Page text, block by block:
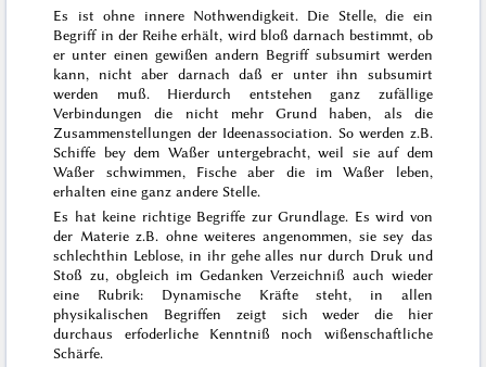
Es istohne innere Nothwendigkeit. Die Stelle, die ein
Begriff in der Reihe erhält, wird bloß darnach bestimmt, ob
er unter einen gewißen andern Begriff subsumirt werden
kann, nicht aber darnach daß er unter ihn subsumirt
werden muß. Hierdurch entstehen ganz zufällige
Verbindungen die nicht mehr Grund haben, als die
Zusammenstellungen der Ideenassociation. So werden z.B.
Schiffe bey dem Waßeruntergebracht, weil sie auf dem
Waßer schwimmen, Fische aber die im Waßer leben,
erhalten eine ganz andere Stelle.
Es hat keine richtige Begriffe zur Grundlage. Es wird von
der Materiez.B. ohne weiteres angenommen, sie sey das
schlechthin Leblose, in ihr gehe alles nur durch Druk und
Stoß zu, obgleich im Gedanken Verzeichniß auch wieder
eine Rubrik: Dynamische Kräftesteht, in allen
physikalischen Begriffen zeigt sich weder die hier
durchaus erfoderliche Kenntniß noch wißenschaftliche
Schärfe.